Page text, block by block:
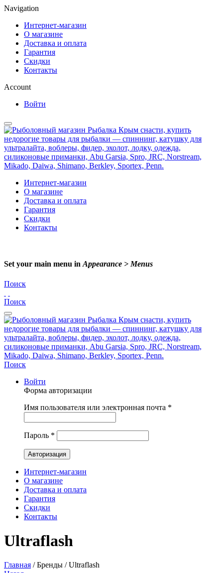
Navigation
Интернет-магазин
О магазине
Доставка и оплата
Гарантия
Скидки
Контакты
Account
Войти
Интернет-магазин
О магазине
Доставка и оплата
Гарантия
Скидки
Контакты
Set your main menu in Appearance > Menus
Поиск
Поиск
Поиск
Войти
Форма авторизации
Имя пользователя или электронная почта *
Пароль *
Интернет-магазин
О магазине
Доставка и оплата
Гарантия
Скидки
Контакты
Ultraflash
Главная /Бренды /Ultraflash